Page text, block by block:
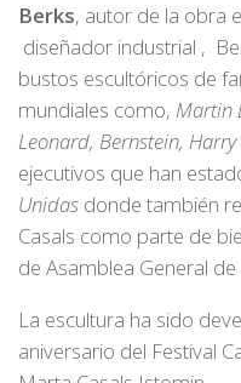
Berks, autor de la obra
diseñador industrial ,
bustos escultóricos de
mundiales como, Martin
Leonard, Bernstein,
ejecutivos que han
Unidas donde también
Casals como parte de
de Asamblea General
La escultura ha sido
aniversario del Festival